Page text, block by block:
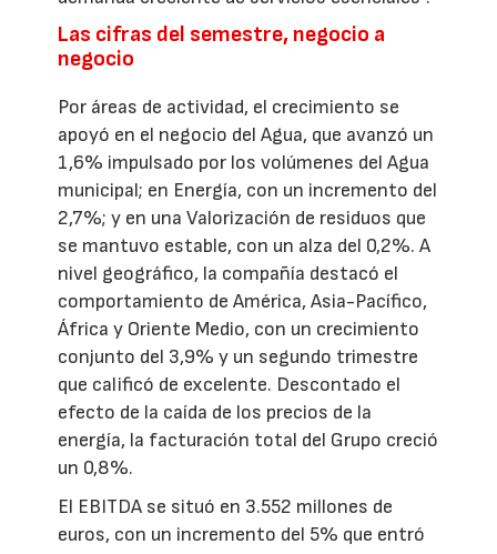
Las cifras del semestre, negocio a
negocio
Por áreas de actividad, el crecimiento se
apoyó en el negocio del Agua, que avanzó un
1,6% impulsado por los volúmenes del Agua
municipal; en Energía, con un incremento del
2,7%; y en una Valorización de residuos que
se mantuvo estable, con un alza del 0,2%. A
nivel geográfico, la compañía destacó el
comportamiento de América, Asia-Pacífico,
África y Oriente Medio, con un crecimiento
conjunto del 3,9% y un segundo trimestre
que calificó de excelente. Descontado el
efecto de la caída de los precios de la
energía, la facturación total del Grupo creció
un 0,8%.
El EBITDA se situó en 3.552 millones de
euros, con un incremento del 5% que entró